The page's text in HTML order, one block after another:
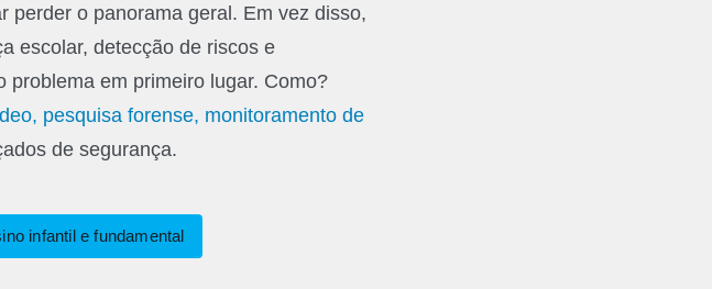
perder o panorama geral. Em vez disso,
escolar, detecção de riscos e
problema em primeiro lugar. Como?
pesquisa forense, monitoramento de
de segurança.
infantil e fundamental